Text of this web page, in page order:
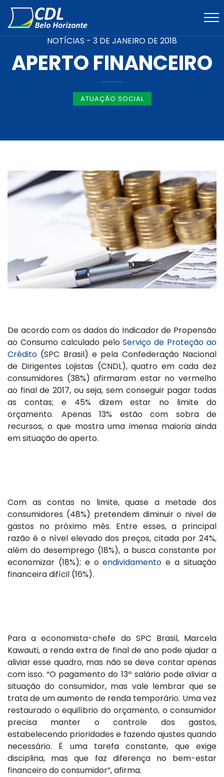
NOTÍCIAS - 3 DE JANEIRO DE 2018
APERTO FINANCEIRO
ATUAÇÃO SOCIAL
De acordo com os dados do Indicador de Propensão
ao Consumo calculado peloServiço de Proteção ao
Crédito (SPC Brasil) e pela Confederação Nacional
de Dirigentes Lojistas (CNDL), quatro em cada dez
consumidores (38%) afirmaram estar no vermelho
ao final de 2017, ou seja, sem conseguir pagar todas
as contas; e 45% dizem estar no limite do
orçamento. Apenas 13% estão com sobra de
recursos, o que mostra uma imensa maioria ainda
em situação de aperto.
Com as contas no limite, quase a metade dos
consumidores (48%) pretendem diminuir o nivel de
gastos no próximo mês. Entre esses, a principal
razão é o nível elevado dos preços, citada por 24%,
além do desemprego (18%), a busca constante por
economizar (18%); e oendividamento e a situação
financeira difícil (16%).
Para a economista-chefe do SPC Brasil, Marcela
Kawauti, a renda extra de final de ano pode ajudar a
aliviar esse quadro, mas não se deve contar apenas
com isso. “O pagamento do 13º salário pode aliviar a
situação do consumidor, mas vale lembrar que se
trata de um aumento de renda temporário. Uma vez
restaurado o equilíbrio do orçamento, o consumidor
precisa manter o controle dos gastos,
estabelecendo prioridades e fazendo ajustes quando
necessário. É uma tarefa constante, que exige
disciplina, mas que faz diferença no bem-estar
financeiro do consumidor”, afirma.